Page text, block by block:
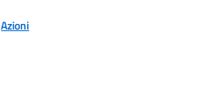
Azioni